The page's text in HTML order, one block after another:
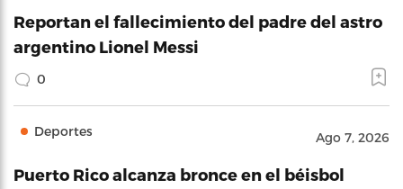
Reportan el fallecimiento del padre del astro
argentino Lionel Messi
0
Deportes Ago 7, 2026
Puerto Rico alcanza bronce en el béisbol